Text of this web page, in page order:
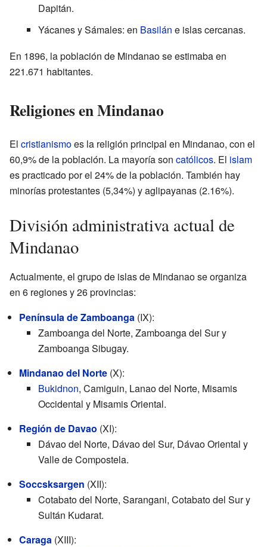
Dapitán.
Yácanes y Sámales: en Basilán e islas cercanas.
En 1896, la población de Mindanao se estimaba en
221.671 habitantes.
Religiones en Mindanao
El cristianismoes la religión principal en Mindanao, con el
60,9% de la población. La mayoría son católicos. El islam
es practicado por el 24% de la población. También hay
minorías protestantes (5,34%) y aglipayanas (2.16%).
División administrativa actual de
Mindanao
Actualmente, el grupo de islas de Mindanao se organiza
en 6 regiones y 26 provincias:
Península de Zamboanga (IX):
Zamboanga del Norte, Zamboanga del Sur y
Zamboanga Sibugay.
Mindanao del Norte (X):
Bukidnon, Camiguin, Lanao del Norte, Misamis
Occidental y Misamis Oriental.
Región de Davao (XI):
Dávao del Norte, Dávao del Sur, Dávao Oriental y
Valle de Compostela.
Soccsksargen (XII):
Cotabato del Norte, Sarangani, Cotabato del Sur y
Sultán Kudarat.
Caraga (XIII):